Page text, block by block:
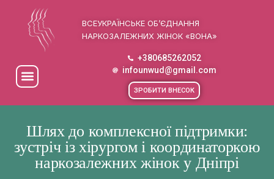
ВСЕУКРАЇНСЬКЕ ОБ’ЄДНАННЯ
НАРКОЗАЛЕЖНИХ ЖІНОК «ВОНА»
+380685262052
infounwud@gmail.com
ЗРОБИТИ ВНЕСОК
Шлях до комплексної підтримки:
зустріч із хірургом і координаторкою
наркозалежних жінок у Дніпрі